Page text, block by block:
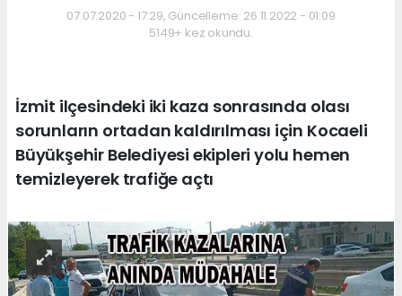
07.07.2020 - 17:29, Güncelleme: 26.11.2022 - 01:09
5149+ kez okundu.
İzmit ilçesindeki iki kaza sonrasında olası
sorunların ortadan kaldırılması için Kocaeli
Büyükşehir Belediyesi ekipleri yolu hemen
temizleyerek trafiğe açtı